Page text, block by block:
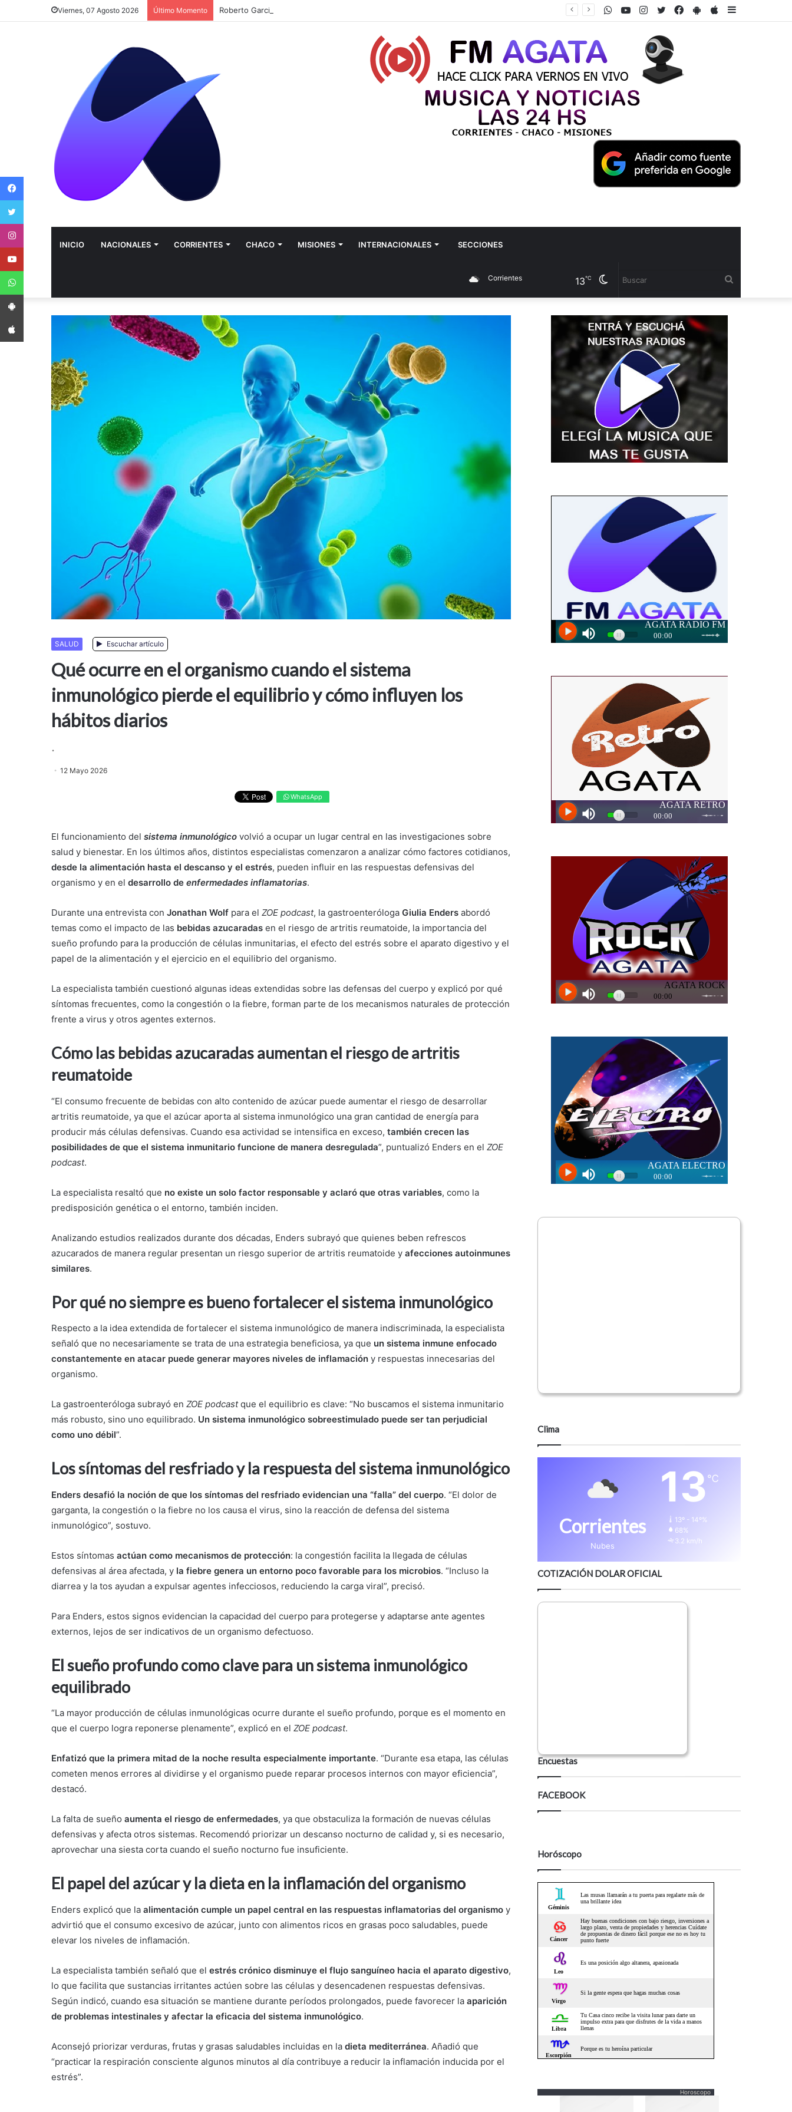
Viernes, 07 Agosto 2026 Último Momento Roberto García Moritán habló de su supuesto romance con Emily Ceco: qué dijo AppStore
PlayStore
Facebook
Twitter
Instagram
Youtube
WhatsApp
INICIO NACIONALES CORRIENTES CHACO MISIONES INTERNACIONALES SECCIONES
Cambiar
modo
Corrientes 13℃
SALUD Escuchar artículo
Qué ocurre en el organismo cuando el sistema
inmunológico pierde el equilibrio y cómo influyen los
hábitos diarios
.
12 Mayo 2026
WhatsApp
El funcionamiento del sistema inmunológico volvió a ocupar un lugar central en las investigaciones sobre
salud y bienestar. En los últimos años, distintos especialistas comenzaron a analizar cómo factores cotidianos,
desde la alimentación hasta el descanso y el estrés, pueden influir en las respuestas defensivas del
organismo y en el desarrollo de enfermedades inflamatorias.
Durante una entrevista con Jonathan Wolf para el ZOE podcast, la gastroenteróloga Giulia Enders abordó
temas como el impacto de las bebidas azucaradas en el riesgo de artritis reumatoide, la importancia del
sueño profundo para la producción de células inmunitarias, el efecto del estrés sobre el aparato digestivo y el
papel de la alimentación y el ejercicio en el equilibrio del organismo.
La especialista también cuestionó algunas ideas extendidas sobre las defensas del cuerpo y explicó por qué
síntomas frecuentes, como la congestión o la fiebre, forman parte de los mecanismos naturales de protección
frente a virus y otros agentes externos.
Cómo las bebidas azucaradas aumentan el riesgo de artritis
reumatoide
“El consumo frecuente de bebidas con alto contenido de azúcar puede aumentar el riesgo de desarrollar
artritis reumatoide, ya que el azúcar aporta al sistema inmunológico una gran cantidad de energía para
producir más células defensivas. Cuando esa actividad se intensifica en exceso, también crecen las
posibilidades de que el sistema inmunitario funcione de manera desregulada”, puntualizó Enders en el ZOE
podcast.
La especialista resaltó que no existe un solo factor responsable y aclaró que otras variables, como la
predisposición genética o el entorno, también inciden.
Analizando estudios realizados durante dos décadas, Enders subrayó que quienes beben refrescos
azucarados de manera regular presentan un riesgo superior de artritis reumatoide y afecciones autoinmunes
similares.
Por qué no siempre es bueno fortalecer el sistema inmunológico
Respecto a la idea extendida de fortalecer el sistema inmunológico de manera indiscriminada, la especialista
señaló que no necesariamente se trata de una estrategia beneficiosa, ya que un sistema inmune enfocado
constantemente en atacar puede generar mayores niveles de inflamación y respuestas innecesarias del
organismo.
La gastroenteróloga subrayó en ZOE podcastque el equilibrio es clave: “No buscamos el sistema inmunitario
más robusto, sino uno equilibrado. Un sistema inmunológico sobreestimulado puede ser tan perjudicial
como uno débil”.
Los síntomas del resfriado y la respuesta del sistema inmunológico
Enders desafió la noción de que los síntomas del resfriado evidencian una “falla” del cuerpo. “El dolor de
garganta, la congestión o la fiebre no los causa el virus, sino la reacción de defensa del sistema
inmunológico”, sostuvo.
Estos síntomas actúan como mecanismos de protección: la congestión facilita la llegada de células
defensivas al área afectada, y la fiebre genera un entorno poco favorable para los microbios. “Incluso la
diarrea y la tos ayudan a expulsar agentes infecciosos, reduciendo la carga viral”, precisó.
Para Enders, estos signos evidencian la capacidad del cuerpo para protegerse y adaptarse ante agentes
externos, lejos de ser indicativos de un organismo defectuoso.
El sueño profundo como clave para un sistema inmunológico
equilibrado
“La mayor producción de células inmunológicas ocurre durante el sueño profundo, porque es el momento en
que el cuerpo logra reponerse plenamente”, explicó en el ZOE podcast.
Enfatizó que la primera mitad de la noche resulta especialmente importante. “Durante esa etapa, las células
cometen menos errores al dividirse y el organismo puede reparar procesos internos con mayor eficiencia”,
destacó.
La falta de sueño aumenta el riesgo de enfermedades, ya que obstaculiza la formación de nuevas células
defensivas y afecta otros sistemas. Recomendó priorizar un descanso nocturno de calidad y, si es necesario,
aprovechar una siesta corta cuando el sueño nocturno fue insuficiente.
El papel del azúcar y la dieta en la inflamación del organismo
Enders explicó que la alimentación cumple un papel central en las respuestas inflamatorias del organismo y
advirtió que el consumo excesivo de azúcar, junto con alimentos ricos en grasas poco saludables, puede
elevar los niveles de inflamación.
La especialista también señaló que el estrés crónico disminuye el flujo sanguíneo hacia el aparato digestivo,
lo que facilita que sustancias irritantes actúen sobre las células y desencadenen respuestas defensivas.
Según indicó, cuando esa situación se mantiene durante períodos prolongados, puede favorecer la aparición
de problemas intestinales y afectar la eficacia del sistema inmunológico.
Aconsejó priorizar verduras, frutas y grasas saludables incluidas en la dieta mediterránea. Añadió que
“practicar la respiración consciente algunos minutos al día contribuye a reducir la inflamación inducida por el
estrés”.
Clima
Corrientes
Nubes
13 ℃
13º - 14º%
68%
3.2 km/h
COTIZACIÓN DOLAR OFICIAL
Encuestas
FACEBOOK
Horóscopo
Horoscopo
Facebook